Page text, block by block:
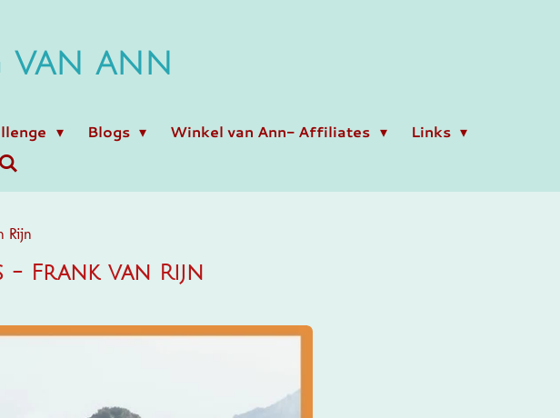
VAN ANN
Blogs Winkel van Ann- Affiliates
Links
Rijn
- Frank van Rijn